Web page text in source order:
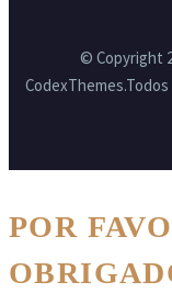
© Copyright
POR